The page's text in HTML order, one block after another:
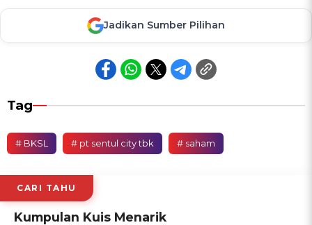
Jadikan Sumber Pilihan
Tag
# BKSL # pt sentul city tbk # saham
CARI TAHU
Kumpulan Kuis Menarik